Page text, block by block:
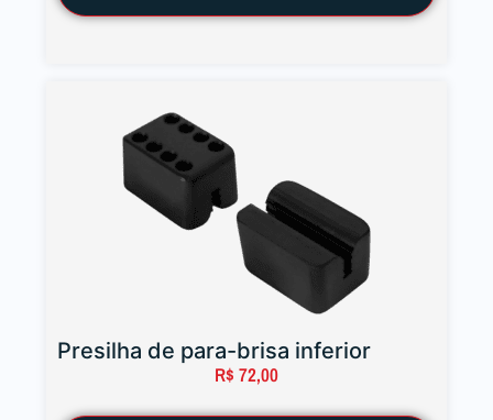
Presilha de para-brisa inferior
R$ 72,00